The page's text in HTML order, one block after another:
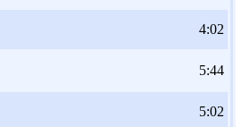
4:02
5:44
5:02